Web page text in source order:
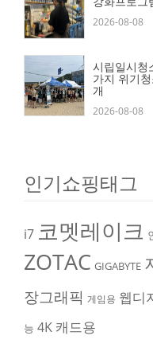
2026-08-08
시립일시청
가지 위기
개
2026-08-08
인기쇼핑태그
i7 코멧레이크
ZOTAC GIGABYTE
장그래픽 게임용 웹디
능 4K 캐드용